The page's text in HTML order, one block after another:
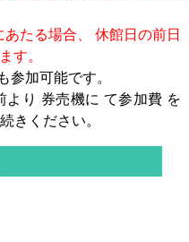
たる場合、 休館日の前日
す。
参加可能です。
より 券売機に て参加費 を
きください。